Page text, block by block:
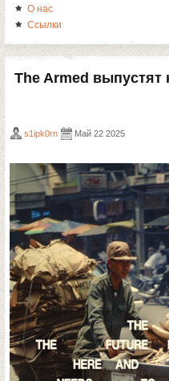
О нас
Ссылки
The Armed выпустят
s1ipk0rn Май 22 2025